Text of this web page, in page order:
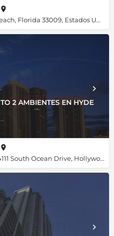
The Beach Club, Hallandale Beach, Florida 33009, Estados Unidos, 25.98455, -80.11820
2 AMBIENTES EN HYDE
Hyde Resort and Residences, 4111 South Ocean Drive, Hollywood, Florida 33019, Estados Unidos, 25.98667, -80.11892